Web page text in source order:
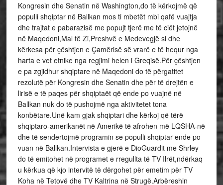
Kongresin dhe Senatin në Washington,do të kërkojmë që
populli shqiptar në Ballkan mos ti mbetët mbi qafë vuajtja
dhe trajtat e pabarazisë me popujt tjerë me të ciët jetojnë
në Maqedoni,Mal të Zi,Preshvë e Medevegjë si dhe
kërkesa për çështjen e Çamërisë së vrarë e të hequr nga
harta e vet etnike nga regjimi helen i Greqisë.Për çështjen
e pa zgjidhur shqiptare në Maqedoni do të përgatitet
rezolutë për Kongresin dhe Senatin dhe për të drejtën e
lirisë e të paqes për shqiptaët që ende po vuajnë në
Ballkan nuk do të pushojmë nga aktivitetet tona
konbëtare.Unë kam gjak shqiptari dhe kërkoj që tërë
shqiptaro-amerikanët në Amerikë të afrohen më LQSHA-në
dhe të sendertojmë programin se populli shqiptar ende po
vuan në Ballkan.Intervista e gjerë e DioGuardit me Shrley
do të emitohet në programet e rregullta të TV Ilrët,ndërkaq
u kërkua që kjo intervitë të dërgohet për emetim për TV
Koha në Tetovë dhe TV Kaltrina në Strugë.Arbëreshin